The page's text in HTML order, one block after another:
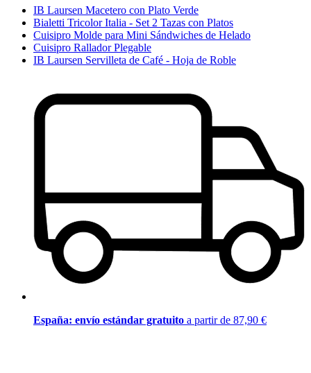
IB Laursen Macetero con Plato Verde
Bialetti Tricolor Italia - Set 2 Tazas con Platos
Cuisipro Molde para Mini Sándwiches de Helado
Cuisipro Rallador Plegable
IB Laursen Servilleta de Café - Hoja de Roble
España: envío estándar gratuito a partir de 87,90 €